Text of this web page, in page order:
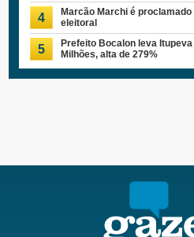
4
Marcão Marchi é
eleitoral
5
Prefeito Bocalon leva
Milhões, alta de 279%